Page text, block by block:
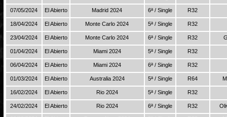
07/05/2024 El Abierto Madrid 2024 6ª / Single R32
18/04/2024 El Abierto Monte Carlo 2024 5ª / Single R32
23/04/2024 El Abierto Monte Carlo 2024 6ª / Single R32
01/04/2024 El Abierto Miami 2024 5ª / Single R32
06/04/2024 El Abierto Miami 2024 6ª / Single R32
01/03/2024 El Abierto Australia 2024 5ª / Single R64
16/02/2024 El Abierto Rio 2024 5ª / Single R32
24/02/2024 El Abierto Rio 2024 6ª / Single R32